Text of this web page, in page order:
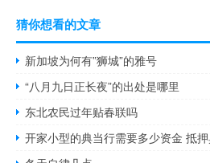
猜你想看的文章
新加坡为何有”狮城”的雅号
“八月九日正长夜”的出处是哪里
东北农民过年贴春联吗
开家小型的典当行需要多少资金 抵押